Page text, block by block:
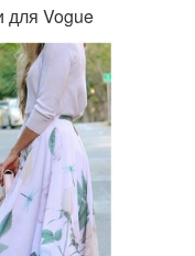
для Vogue